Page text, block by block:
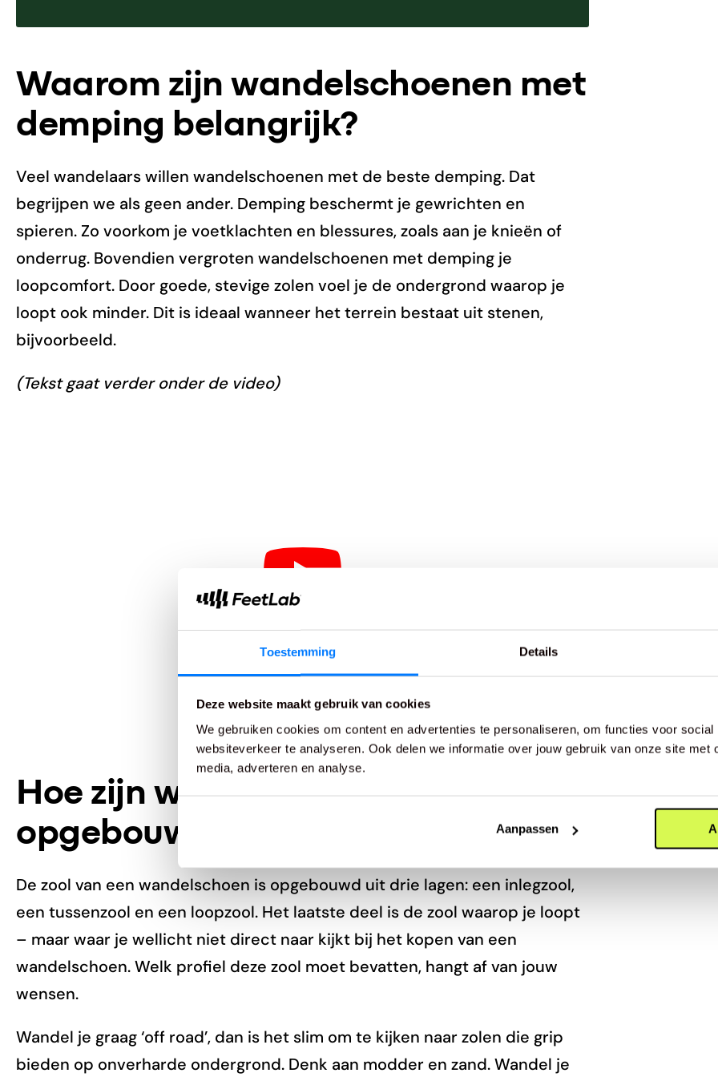
Toestemming Details
Deze website maakt gebruik van cookies
We gebruiken cookies om content en advertenties te personaliseren, om functies voor
websiteverkeer te analyseren. Ook delen we informatie over jouw gebruik van onze site met
media, adverteren en analyse.
Aanpassen
Waarom zijn wandelschoenen met
demping belangrijk?
Veel wandelaars willen wandelschoenen met de beste demping. Dat
begrijpen we als geen ander. Demping beschermt je gewrichten en
spieren. Zo voorkom je voetklachten en blessures, zoals aan je knieën of
onderrug. Bovendien vergroten wandelschoenen met demping je
loopcomfort. Door goede, stevige zolen voel je de ondergrond waarop je
loopt ook minder. Dit is ideaal wanneer het terrein bestaat uit stenen,
bijvoorbeeld.
(Tekst gaat verder onder de video)
Hoe zijn wandelschoenen
opgebouwd?
De zool van een wandelschoen is opgebouwd uit drie lagen: een inlegzool,
een tussenzool en een loopzool. Het laatste deel is de zool waarop je loopt
– maar waar je wellicht niet direct naar kijkt bij het kopen van een
wandelschoen. Welk profiel deze zool moet bevatten, hangt af van jouw
wensen.
Wandel je graag ‘off road’, dan is het slim om te kijken naar zolen die grip
bieden op onverharde ondergrond. Denk aan modder en zand. Wandel je